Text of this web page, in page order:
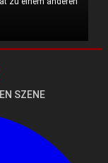
SZENE